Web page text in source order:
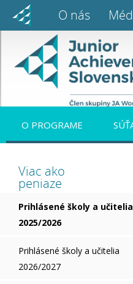
O nás
O PROGRAME
Viac ako
peniaze
Prihlásené školy a učitelia
2025/2026
Prihlásené školy a učitelia
2026/2027